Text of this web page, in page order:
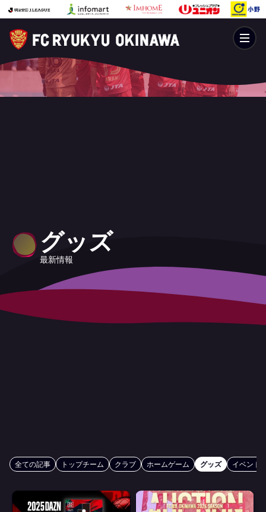
グッズ
最新情報
全ての記事 トップチーム クラブ ホームゲーム グッズ イベント